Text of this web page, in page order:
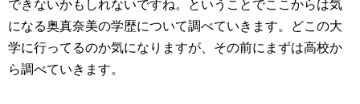
できないかもしれないですね。ということでここからは気
になる奥真奈美の学歴について調べていきます。どこの大
学に行ってるのか気になりますが、その前にまずは高校か
ら調べていきます。